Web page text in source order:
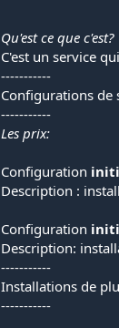
Qu'est ce que c'est?
C'est un service
-----------
Configurations de
-----------
Les prix:
Configuration
Description :
Configuration
Description:
-----------
Installations de
-----------